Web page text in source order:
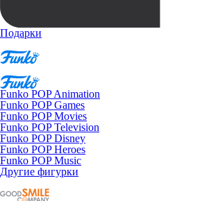
Подарки
Funko POP Animation
Funko POP Games
Funko POP Movies
Funko POP Television
Funko POP Disney
Funko POP Heroes
Funko POP Music
Другие фигурки